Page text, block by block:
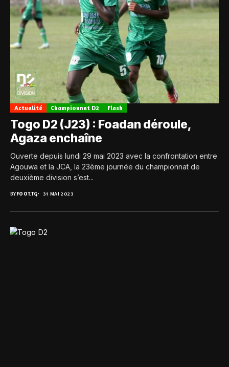
Actualité Championnat D2 Flash
Togo D2 (J23) : Foadan déroule,
Agaza enchaîne
Ouverte depuis lundi 29 mai 2023 avec la confrontation entre
Agouwa et la JCA, la 23ème journée du championnat de
deuxième division s’est...
BYFOOT.TG 31 MAI 2023